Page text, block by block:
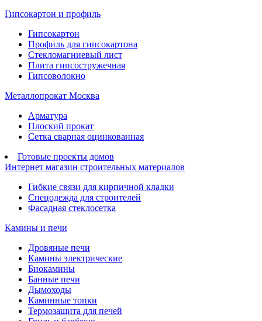
Гипсокартон и профиль
Гипсокартон
Профиль для гипсокартона
Стекломагниевый лист
Плита гипсостружечная
Гипсоволокно
Металлопрокат Москва
Арматура
Плоский прокат
Сетка сварная оцинкованная
Готовые проекты домов
Интернет магазин строительных материалов
Гибкие связи для кирпичной кладки
Спецодежда для строителей
Фасадная стеклосетка
Камины и печи
Дровяные печи
Камины электрические
Биокамины
Банные печи
Дымоходы
Каминные топки
Термозащита для печей